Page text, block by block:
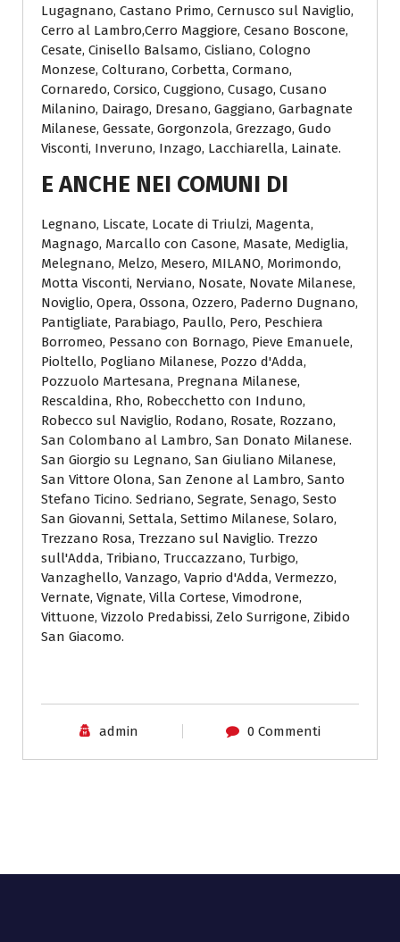
Lugagnano, Castano Primo, Cernusco sul Naviglio,
Cerro al Lambro,Cerro Maggiore, Cesano Boscone,
Cesate, Cinisello Balsamo, Cisliano, Cologno
Monzese, Colturano, Corbetta, Cormano,
Cornaredo, Corsico, Cuggiono, Cusago, Cusano
Milanino, Dairago, Dresano, Gaggiano, Garbagnate
Milanese, Gessate, Gorgonzola, Grezzago, Gudo
Visconti, Inveruno, Inzago, Lacchiarella, Lainate.
E ANCHE NEI COMUNI DI
Legnano, Liscate, Locate di Triulzi, Magenta,
Magnago, Marcallo con Casone, Masate, Mediglia,
Melegnano, Melzo, Mesero, MILANO, Morimondo,
Motta Visconti, Nerviano, Nosate, Novate Milanese,
Noviglio, Opera, Ossona, Ozzero, Paderno Dugnano,
Pantigliate, Parabiago, Paullo, Pero, Peschiera
Borromeo, Pessano con Bornago, Pieve Emanuele,
Pioltello, Pogliano Milanese, Pozzo d'Adda,
Pozzuolo Martesana, Pregnana Milanese,
Rescaldina, Rho, Robecchetto con Induno,
Robecco sul Naviglio, Rodano, Rosate, Rozzano,
San Colombano al Lambro, San Donato Milanese.
San Giorgio su Legnano, San Giuliano Milanese,
San Vittore Olona, San Zenone al Lambro, Santo
Stefano Ticino. Sedriano, Segrate, Senago, Sesto
San Giovanni, Settala, Settimo Milanese, Solaro,
Trezzano Rosa, Trezzano sul Naviglio. Trezzo
sull'Adda, Tribiano, Truccazzano, Turbigo,
Vanzaghello, Vanzago, Vaprio d'Adda, Vermezzo,
Vernate, Vignate, Villa Cortese, Vimodrone,
Vittuone, Vizzolo Predabissi, Zelo Surrigone, Zibido
San Giacomo.
admin 0 Commenti